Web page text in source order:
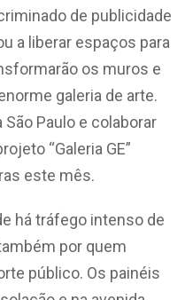
de publicidade
a liberar espaços para
os muros e
galeria de arte.
Paulo e colaborar
“Galeria GE”
este mês.
há tráfego intenso de
por quem
público. Os painéis